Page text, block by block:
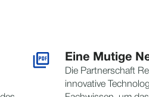
Eine Mutige
Die Partnerschaft
innovative